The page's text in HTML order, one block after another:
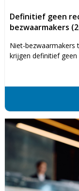
Definitief geen
bezwaarmakers
Niet-bezwaarmakers
krijgen definitief geen